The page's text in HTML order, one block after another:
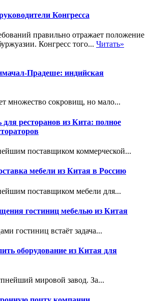
Конгресса
правильно отражает положение
Конгресс того... Читать»
Прадеше: индийская
множество сокровищ, но мало...
ресторанов из Кита: полное
поставщиком коммерческой...
мебели из Китая в Россию
поставщиком мебели для...
гостиниц мебелью из Китая
гостиниц встаёт задача...
оборудование из Китая для
мировой завод. За...